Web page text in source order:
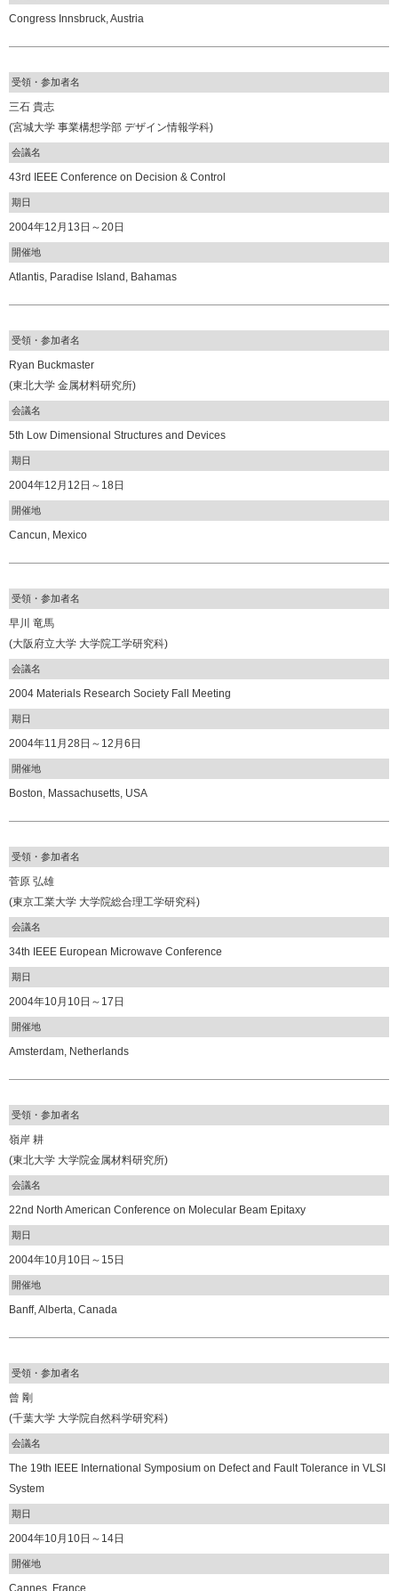
Congress Innsbruck, Austria
受領・参加者名
三石 貴志
(宮城大学 事業構想学部 デザイン情報学科)
会議名
43rd IEEE Conference on Decision & Control
期日
2004年12月13日～20日
開催地
Atlantis, Paradise Island, Bahamas
受領・参加者名
Ryan Buckmaster
(東北大学 金属材料研究所)
会議名
5th Low Dimensional Structures and Devices
期日
2004年12月12日～18日
開催地
Cancun, Mexico
受領・参加者名
早川 竜馬
(大阪府立大学 大学院工学研究科)
会議名
2004 Materials Research Society Fall Meeting
期日
2004年11月28日～12月6日
開催地
Boston, Massachusetts, USA
受領・参加者名
菅原 弘雄
(東京工業大学 大学院総合理工学研究科)
会議名
34th IEEE European Microwave Conference
期日
2004年10月10日～17日
開催地
Amsterdam, Netherlands
受領・参加者名
嶺岸 耕
(東北大学 大学院金属材料研究所)
会議名
22nd North American Conference on Molecular Beam Epitaxy
期日
2004年10月10日～15日
開催地
Banff, Alberta, Canada
受領・参加者名
曾 剛
(千葉大学 大学院自然科学研究科)
会議名
The 19th IEEE International Symposium on Defect and Fault Tolerance in VLSI
System
期日
2004年10月10日～14日
開催地
Cannes, France